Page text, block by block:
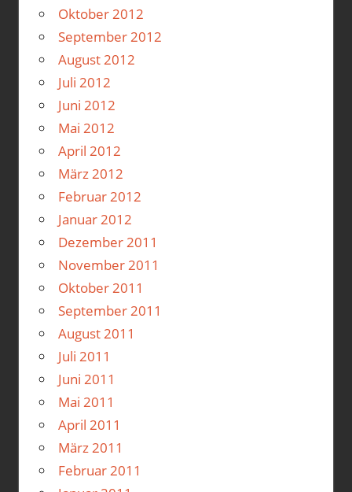
Oktober 2012
September 2012
August 2012
Juli 2012
Juni 2012
Mai 2012
April 2012
März 2012
Februar 2012
Januar 2012
Dezember 2011
November 2011
Oktober 2011
September 2011
August 2011
Juli 2011
Juni 2011
Mai 2011
April 2011
März 2011
Februar 2011